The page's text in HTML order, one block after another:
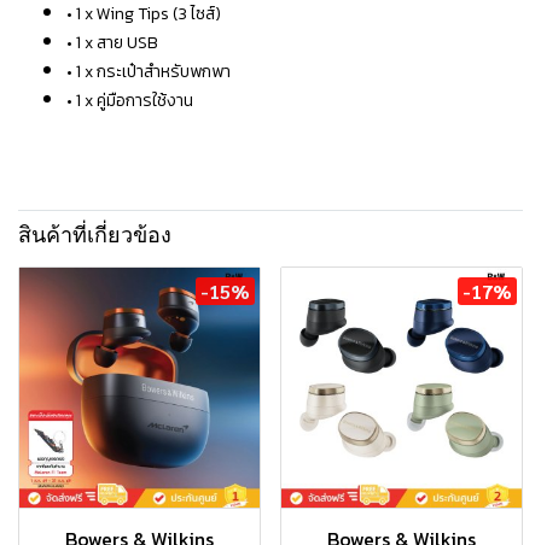
• 1 x Wing Tips (3 ไซส์)
• 1 x สาย USB
• 1 x กระเป๋าสำหรับพกพา
• 1 x คู่มือการใช้งาน
สินค้าที่เกี่ยวข้อง
-15%
Bowers & Wilkins
-17%
Bowers & Wilkins